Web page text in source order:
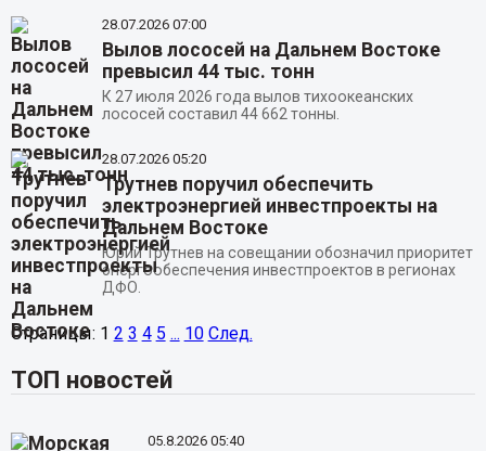
28.07.2026 07:00
Вылов лососей на Дальнем Востоке
превысил 44 тыс. тонн
К 27 июля 2026 года вылов тихоокеанских
лососей составил 44 662 тонны.
28.07.2026 05:20
Трутнев поручил обеспечить
электроэнергией инвестпроекты на
Дальнем Востоке
Юрий Трутнев на совещании обозначил приоритет
энергообеспечения инвестпроектов в регионах
ДФО.
Страницы: 1 2 3 4 5 ... 10 След.
ТОП новостей
05.8.2026 05:40